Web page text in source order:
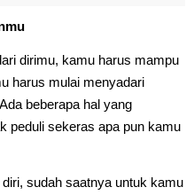
dirimu, kamu harus mampu
harus mulai menyadari
beberapa hal yang
peduli sekeras apa pun kamu
sudah saatnya untuk kamu